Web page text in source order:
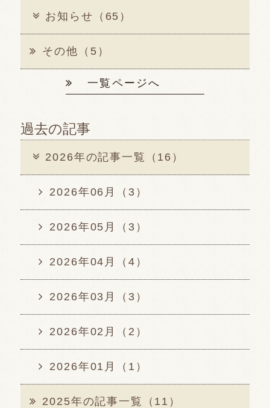
お知らせ（65）
その他（5）
一覧ページへ
過去の記事
2026年の記事一覧（16）
2026年06月（3）
2026年05月（3）
2026年04月（4）
2026年03月（3）
2026年02月（2）
2026年01月（1）
2025年の記事一覧（11）